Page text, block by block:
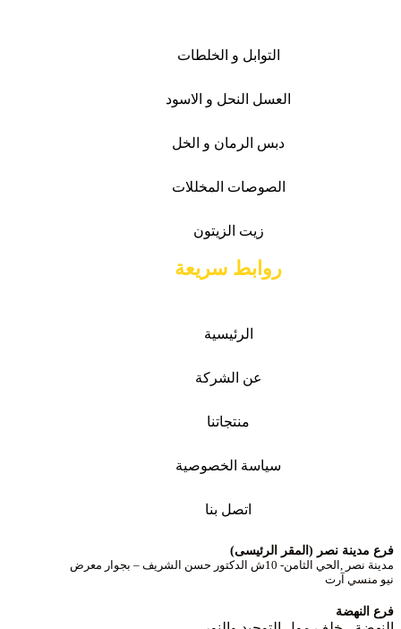
التوابل و الخلطات
العسل النحل و الاسود
دبس الرمان و الخل
الصوصات المخللات
زيت الزيتون
روابط سريعة
الرئيسية
عن الشركة
منتجاتنا
سياسة الخصوصية
اتصل بنا
فرع مدينة نصر (المقر الرئيسى)
مدينة نصر ,الحي الثامن- 10ش الدكتور حسن الشريف – بجوار معرض
نيو منسي آرت
فرع النهضة